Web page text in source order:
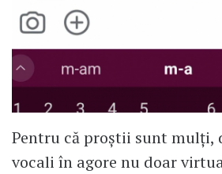
Pentru că proștii sunt mulți,
vocali în agore nu doar